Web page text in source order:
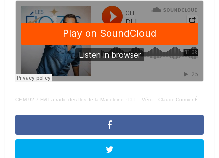
CFIM 92,7 FM La radio des Iles de la Madeleine · DLI – Véro – Claude Cormier ÉLOIZE –